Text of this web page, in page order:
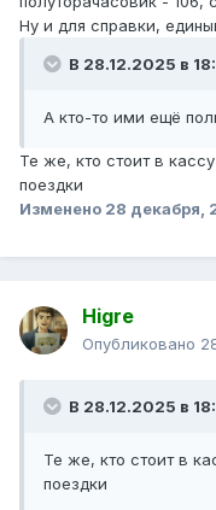
Ну и для справки,
В 28.12.2025 в
А кто-то ими ещё
Те же, кто стоит в
поездки
Изменено 28 декабря,
Higre
Опубликовано
В 28.12.2025 в
Те же, кто стоит в
поездки